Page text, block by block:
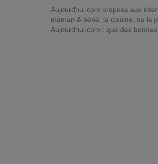
Aujourdhui.com propose aux
maman & bébé, la cuisine, ou la
Aujourdhui.com : que des